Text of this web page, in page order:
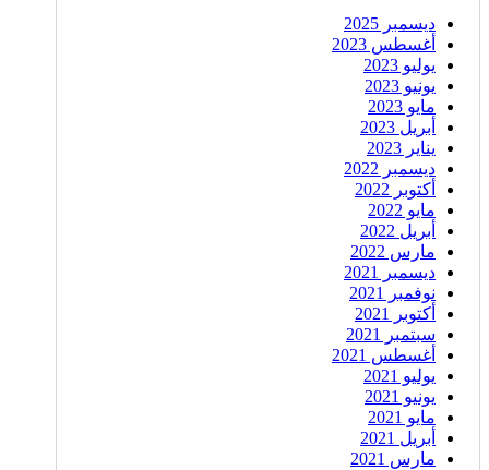
ديسمبر 2025
أغسطس 2023
يوليو 2023
يونيو 2023
مايو 2023
أبريل 2023
يناير 2023
ديسمبر 2022
أكتوبر 2022
مايو 2022
أبريل 2022
مارس 2022
ديسمبر 2021
نوفمبر 2021
أكتوبر 2021
سبتمبر 2021
أغسطس 2021
يوليو 2021
يونيو 2021
مايو 2021
أبريل 2021
مارس 2021